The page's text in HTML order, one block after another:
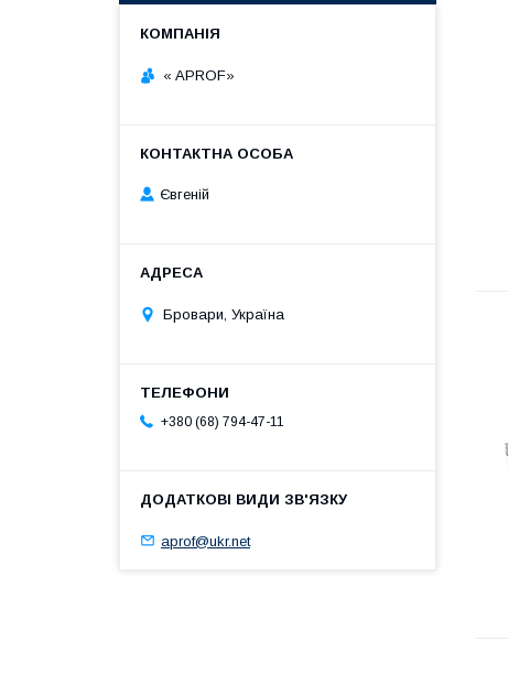
« APROF»
Євгеній
Бровари, Україна
+380 (68) 794-47-11
aprof@ukr.net